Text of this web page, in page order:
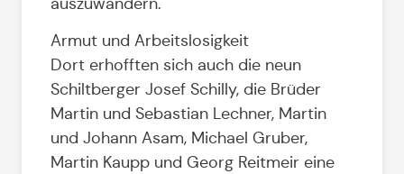
Armut und Arbeitslosigkeit
Dort erhofften sich auch die neun
Schiltberger Josef Schilly, die Brüder
Martin und Sebastian Lechner, Martin
und Johann Asam, Michael Gruber,
Martin Kaupp und Georg Reitmeir eine